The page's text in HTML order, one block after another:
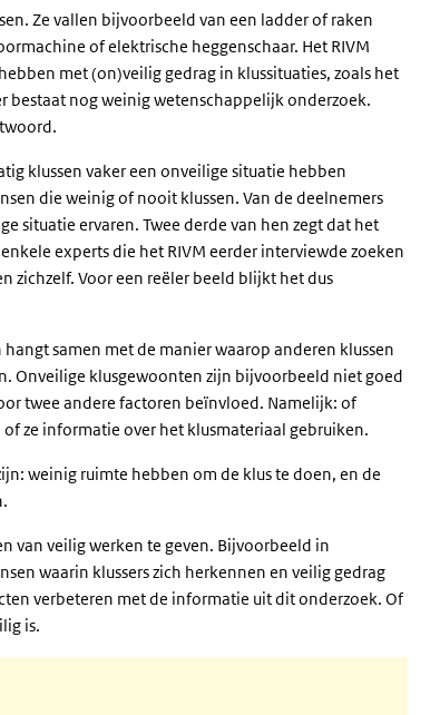
Ze vallen bijvoorbeeld van een ladder of raken
of elektrische heggenschaar. Het RIVM
met (on)veilig gedrag in klussituaties, zoals het
bestaat nog weinig wetenschappelijk onderzoek.
klussen vaker een onveilige situatie hebben
die weinig of nooit klussen. Van de deelnemers
situatie ervaren. Twee derde van hen zegt dat het
experts die het RIVM eerder interviewde zoeken
zichzelf. Voor een reëler beeld blijkt het dus
samen met de manier waarop anderen klussen
Onveilige klusgewoonten zijn bijvoorbeeld niet goed
twee andere factoren beïnvloed. Namelijk: of
ze informatie over het klusmateriaal gebruiken.
weinig ruimte hebben om de klus te doen, en de
van veilig werken te geven. Bijvoorbeeld in
waarin klussers zich herkennen en veilig gedrag
verbeteren met de informatie uit dit onderzoek. Of
is.